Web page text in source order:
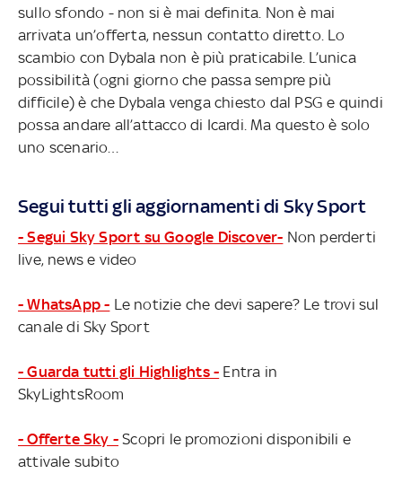
sullo sfondo - non si è mai definita. Non è mai
arrivata un’offerta, nessun contatto diretto. Lo
scambio con Dybala non è più praticabile. L’unica
possibilità (ogni giorno che passa sempre più
difficile) è che Dybala venga chiesto dal PSG e quindi
possa andare all’attacco di Icardi. Ma questo è solo
uno scenario…
Segui tutti gli aggiornamenti di Sky Sport
- Segui Sky Sport su Google Discover- Non perderti
live, news e video
- WhatsApp - Le notizie che devi sapere? Le trovi sul
canale di Sky Sport
- Guarda tutti gli Highlights - Entra in
SkyLightsRoom
- Offerte Sky - Scopri le promozioni disponibili e
attivale subito